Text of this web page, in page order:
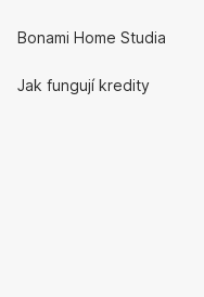
Bonami Home Studia
Jak fungují kredity